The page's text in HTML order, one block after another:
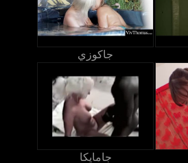
جاكوزي
جامايكا